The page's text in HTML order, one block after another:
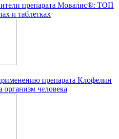
препарата Мовалис®: ТОП
и таблетках
препарата Клофелин
организм человека